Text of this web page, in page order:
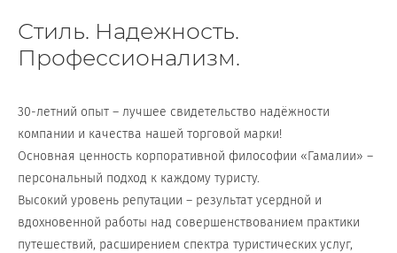
Стиль. Надежность.
Профессионализм.
30-летний опыт – лучшее свидетельство надёжности
компании и качества нашей торговой марки!
Основная ценность корпоративной философии «Гамалии» –
персональный подход к каждому туристу.
Высокий уровень репутации – результат усердной и
вдохновенной работы над совершенствованием практики
путешествий, расширением спектра туристических услуг,